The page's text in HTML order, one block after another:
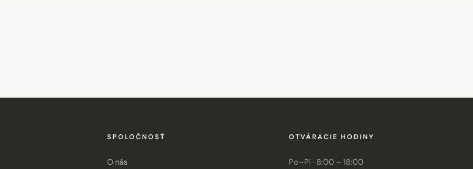
SPOLOČNOSŤ
O nás
OTVÁRACIE HODINY
Po–Pi · 8:00 – 18:00